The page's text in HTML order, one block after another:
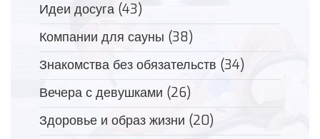
Идеи досуга (43)
Компании для сауны (38)
Знакомства без обязательств (34)
Вечера с девушками (26)
Здоровье и образ жизни (20)